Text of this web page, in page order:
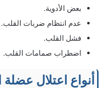
بعض الأدوية.
عدم انتظام ضربات القلب.
فشل القلب.
اضطراب صمامات القلب.
أنواع اعتلال